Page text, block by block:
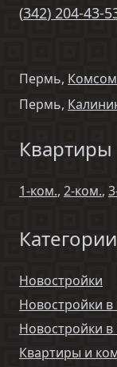
(342) 204-43-
Пермь,
Пермь,
Квартиры
1-ком., 2-ком.,
Категории
Новостройки
Новостройки
Новостройки в
Квартиры и